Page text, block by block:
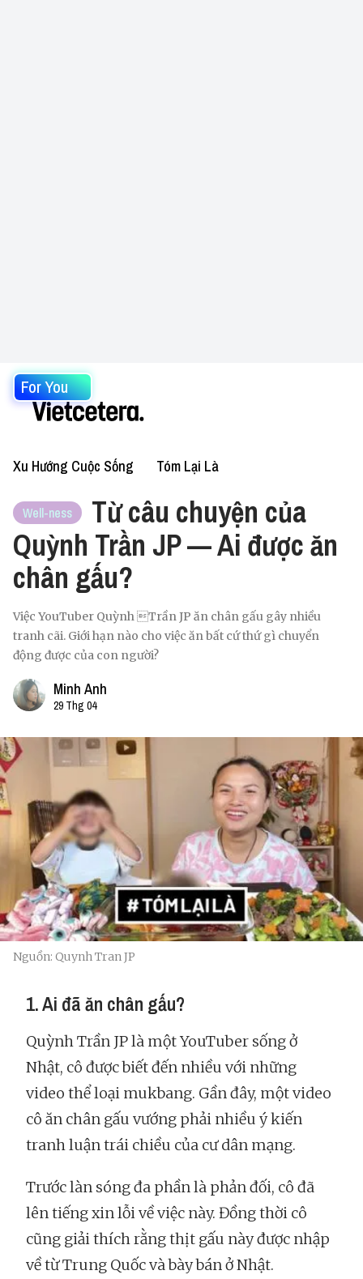
For You
Xu Hướng Cuộc Sống Tóm Lại Là
Well-ness
Từ câu chuyện của
Quỳnh Trần JP — Ai được ăn
chân gấu?
Việc YouTuber Quỳnh Trần JP ăn chân gấu gây nhiều
tranh cãi. Giới hạn nào cho việc ăn bất cứ thứ gì chuyển
động được của con người?
Minh Anh
29 Thg 04
Nguồn: Quynh Tran JP
1. Ai đã ăn chân gấu?
Quỳnh Trần JP là một YouTuber sống ở
Nhật, cô được biết đến nhiều với những
video thể loại mukbang. Gần đây, một video
cô ăn chân gấu vướng phải nhiều ý kiến
tranh luận trái chiều của cư dân mạng.
Trước làn sóng đa phần là phản đối, cô đã
lên tiếng xin lỗi về việc này. Đồng thời cô
cũng giải thích rằng thịt gấu này được nhập
về từ Trung Quốc và bày bán ở Nhật.